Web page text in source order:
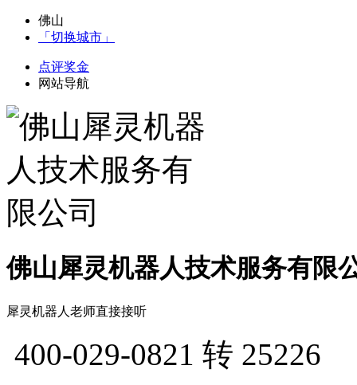
佛山
「切换城市」
点评奖金
网站导航
佛山犀灵机器人技术服务有限
犀灵机器人老师直接接听
400-029-0821 转 25226